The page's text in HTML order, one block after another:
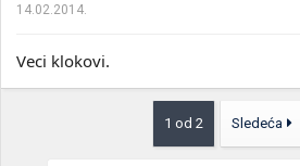
14.02.2014.
Veci klokovi.
1 od 2 Sledeća